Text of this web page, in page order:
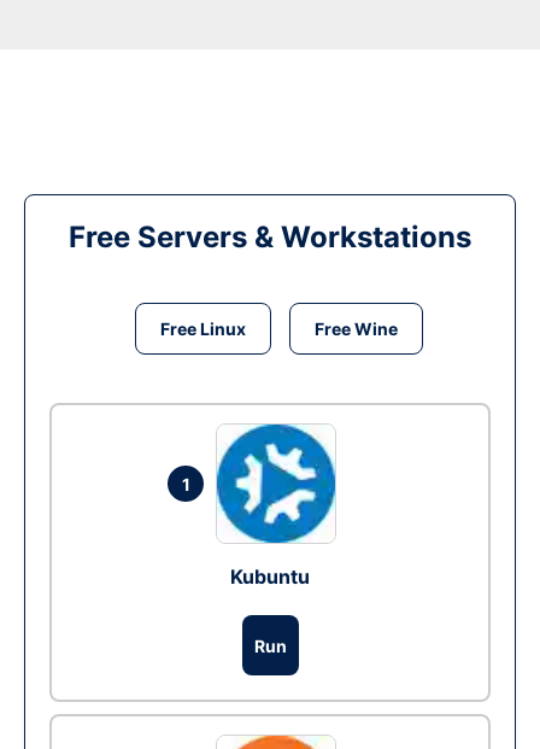
Free Servers & Workstations
Free Linux Free Wine
1
Kubuntu
Run